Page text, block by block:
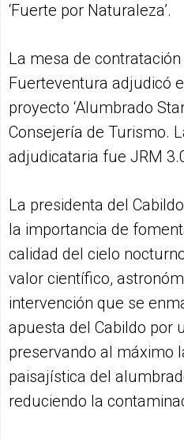
‘Fuerte por Naturaleza’.
La mesa de
Fuerteventura adjudicó
proyecto ‘Alumbrado
Consejería de Turismo.
adjudicataria fue JRM
La presidenta del
la importancia de
calidad del cielo
valor científico,
intervención que se
apuesta del Cabildo por
preservando al máximo
paisajística del
reduciendo la